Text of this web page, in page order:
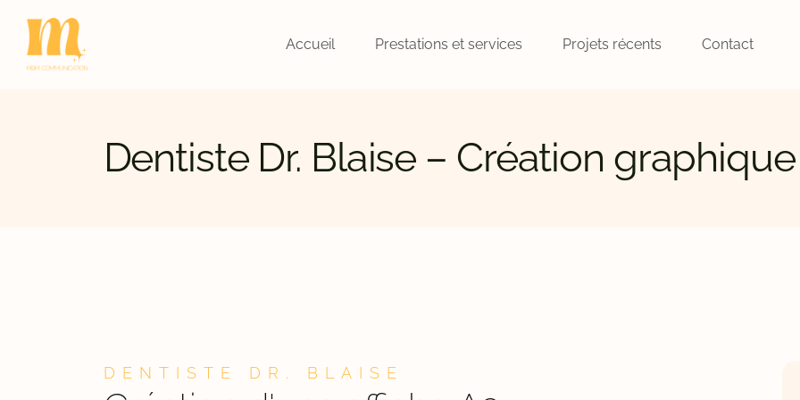
Accueil Prestations et services Projets récents Contact
Dentiste Dr. Blaise – Création graphique
DENTISTE DR. BLAISE